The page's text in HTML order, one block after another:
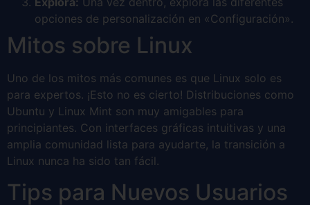
opciones de personalización en «Configuración».
Mitos sobre Linux
Uno de los mitos más comunes es que Linux solo es
para expertos. ¡Esto no es cierto! Distribuciones como
Ubuntu y Linux Mint son muy amigables para
principiantes. Con interfaces gráficas intuitivas y una
amplia comunidad lista para ayudarte, la transición a
Linux nunca ha sido tan fácil.
Tips para Nuevos Usuarios